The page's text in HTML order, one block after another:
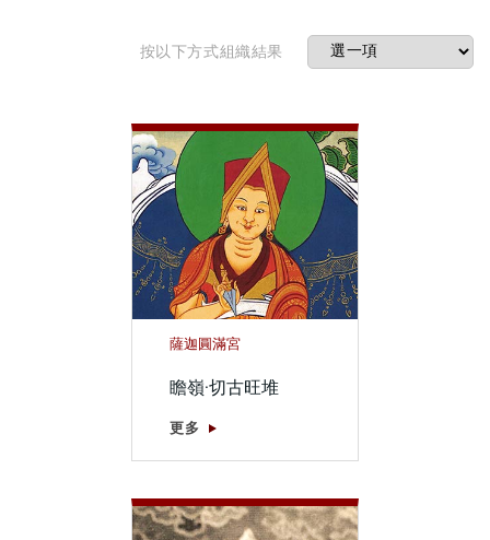
按以下方式組織結果
薩迦圓滿宮
瞻嶺·切古旺堆
更多